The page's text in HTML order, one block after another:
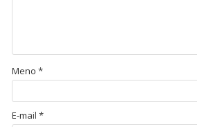
Meno *
E-mail *